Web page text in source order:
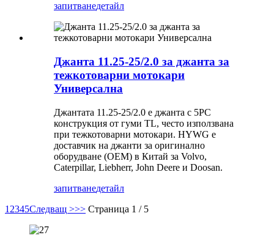
запитванедетайл
Джанта 11.25-25/2.0 за джанта за
тежкотоварни мотокари
Универсална
Джантата 11.25-25/2.0 е джанта с 5PC
конструкция от гуми TL, често използвана
при тежкотоварни мотокари. HYWG е
доставчик на джанти за оригинално
оборудване (OEM) в Китай за Volvo,
Caterpillar, Liebherr, John Deere и Doosan.
запитванедетайл
1 2345Следващ >>> Страница 1 / 5